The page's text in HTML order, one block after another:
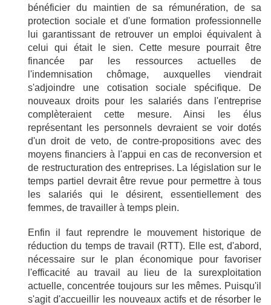
bénéficier du maintien de sa rémunération, de sa
protection sociale et d'une formation professionnelle
lui garantissant de retrouver un emploi équivalent à
celui qui était le sien. Cette mesure pourrait être
financée par les ressources actuelles de
l'indemnisation chômage, auxquelles viendrait
s'adjoindre une cotisation sociale spécifique. De
nouveaux droits pour les salariés dans l'entreprise
complèteraient cette mesure. Ainsi les élus
représentant les personnels devraient se voir dotés
d'un droit de veto, de contre-propositions avec des
moyens financiers à l'appui en cas de reconversion et
de restructuration des entreprises. La législation sur le
temps partiel devrait être revue pour permettre à tous
les salariés qui le désirent, essentiellement des
femmes, de travailler à temps plein.
Enfin il faut reprendre le mouvement historique de
réduction du temps de travail (RTT). Elle est, d'abord,
nécessaire sur le plan économique pour favoriser
l'efficacité au travail au lieu de la surexploitation
actuelle, concentrée toujours sur les mêmes. Puisqu'il
s'agit d'accueillir les nouveaux actifs et de résorber le